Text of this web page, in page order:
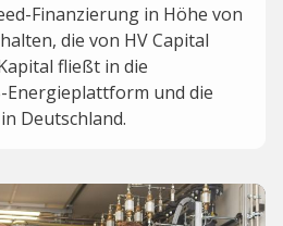
Finanzierung in Höhe von
die von HV Capital
fließt in die
Energieplattform und die
Deutschland.